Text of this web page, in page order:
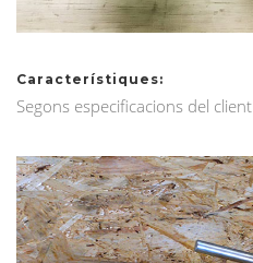
Característiques:
Segons especificacions del client